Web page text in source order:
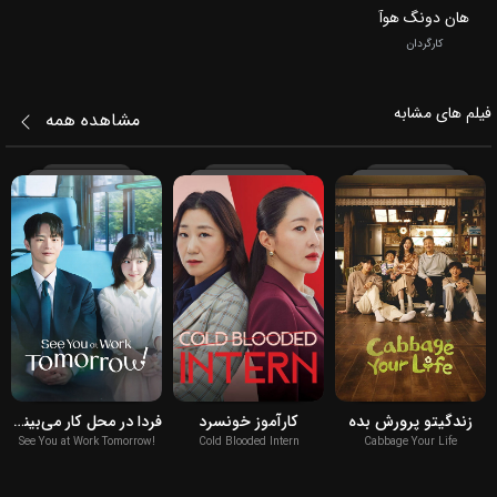
هان دونگ هوآ
کارگردان
فیلم‌ های مشابه مشاهده همه
2026
زندگیتو پرورش بده
Cabbage Your Life
2023
کارآموز خونسرد
Cold Blooded Intern
2026
فردا در محل کار می‌بینمت!
See You at Work Tomorrow!